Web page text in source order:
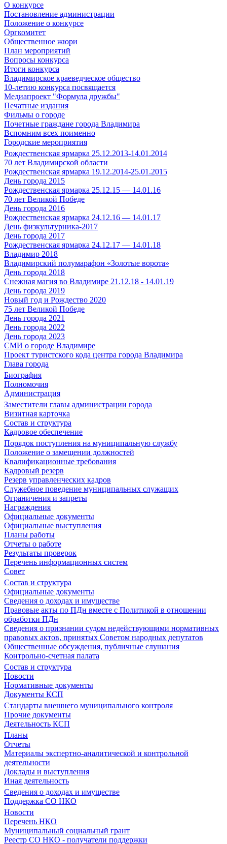
О конкурсе
Постановление администрации
Положение о конкурсе
Оргкомитет
Общественное жюри
План мероприятий
Вопросы конкурса
Итоги конкурса
Владимирское краеведческое общество
10-летию конкурса посвящается
Медиапроект "Формула дружбы"
Печатные издания
Фильмы о городе
Почетные граждане города Владимира
Вспомним всех поименно
Городские мероприятия
Рождественская ярмарка 25.12.2013-14.01.2014
70 лет Владимирской области
Рождественская ярмарка 19.12.2014-25.01.2015
День города 2015
Рождественская ярмарка 25.12.15 — 14.01.16
70 лет Великой Победе
День города 2016
Рождественская ярмарка 24.12.16 — 14.01.17
День физкультурника-2017
День города 2017
Рождественская ярмарка 24.12.17 — 14.01.18
Владимир 2018
Владимирский полумарафон «Золотые ворота»
День города 2018
Снежная магия во Владимире 21.12.18 - 14.01.19
День города 2019
Новый год и Рождество 2020
75 лет Великой Победе
День города 2021
День города 2022
День города 2023
СМИ о городе Владимире
Проект туристского кода центра города Владимира
Глава города
Биография
Полномочия
Администрация
Заместители главы администрации города
Визитная карточка
Состав и структура
Кадровое обеспечение
Порядок поступления на муниципальную службу
Положение о замещении должностей
Квалификационные требования
Кадровый резерв
Резерв управленческих кадров
Служебное поведение муниципальных служащих
Ограничения и запреты
Награждения
Официальные документы
Официальные выступления
Планы работы
Отчеты о работе
Результаты проверок
Перечень информационных систем
Совет
Состав и структура
Официальные документы
Сведения о доходах и имуществе
Правовые акты по ПДн вместе с Политикой в отношении
обработки ПДн
Сведения о признании судом недействующими нормативных
правовых актов, принятых Советом народных депутатов
Общественные обсуждения, публичные слушания
Контрольно-счетная палата
Состав и структура
Новости
Нормативные документы
Документы КСП
Стандарты внешнего муниципального контроля
Прочие документы
Деятельность КСП
Планы
Отчеты
Материалы экспертно-аналитической и контрольной
деятельности
Доклады и выступления
Иная деятельность
Сведения о доходах и имуществе
Поддержка СО НКО
Новости
Перечень НКО
Муниципальный социальный грант
Реестр СО НКО - получатели поддержки